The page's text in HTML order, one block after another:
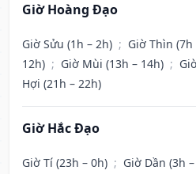
Giờ Hoàng Đạo
Giờ Sửu (1h – 2h) ; Giờ Thìn (7h
12h) ; Giờ Mùi (13h – 14h) ;
Hợi (21h – 22h)
Giờ Hắc Đạo
Giờ Tí (23h – 0h) ; Giờ Dần (3h